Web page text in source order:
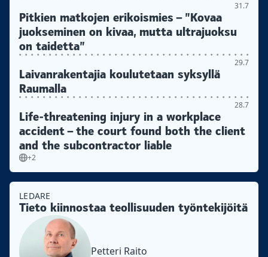
31.7
Pitkien matkojen erikoismies – ”Kovaa
juokseminen on kivaa, mutta ultrajuoksu
on taidetta”
29.7
Laivanrakentajia koulutetaan syksyllä
Raumalla
28.7
Life-threatening injury in a workplace
accident – the court found both the client
and the subcontractor liable
+2
LEDARE
Tieto kiinnostaa teollisuuden työntekijöitä
Petteri Raito